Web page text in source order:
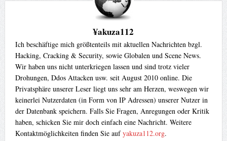
¥akuza112
Ich beschäftige mich größtenteils mit aktuellen Nachrichten bzgl.
Hacking, Cracking & Security, sowie Globalen und Scene News.
Wir haben uns nicht unterkriegen lassen und sind trotz vieler
Drohungen, Ddos Attacken usw. seit August 2010 online. Die
Privatsphäre unserer Leser liegt uns sehr am Herzen, weswegen wir
keinerlei Nutzerdaten (in Form von IP Adressen) unserer Nutzer in
der Datenbank speichern. Falls Sie Fragen, Anregungen oder Kritik
haben, schicken Sie mir doch einfach eine Nachricht. Weitere
Kontaktmöglichkeiten finden Sie aufyakuza112.org.